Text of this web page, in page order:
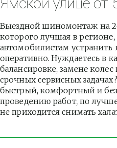
Выездной шиномонтаж на
которого лучшая в регионе,
автомобилистам
оперативно. Нуждаетесь в
балансировке, замене
срочных сервисных
быстрый, комфортный и
проведению работ, по
не приходится снимать